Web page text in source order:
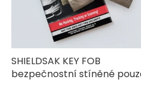
u
SHIELDSAK KEY FOB
bezpečnostní stíněné